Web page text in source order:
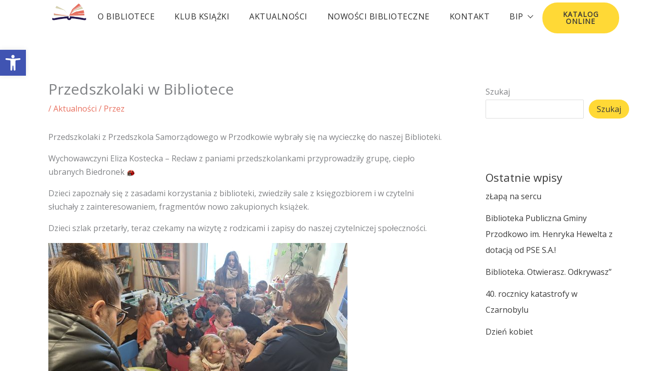
Otwórz pasek narzędzi
O BIBLIOTECE KLUB KSIĄŻKI AKTUALNOŚCI NOWOŚCI BIBLIOTECZNE KONTAKT BIP KATALOG
ONLINE
Przedszkolaki w Bibliotece
/Aktualności / Przez
Przedszkolaki z Przedszkola Samorządowego w Przodkowie wybrały się na wycieczkę do naszej Biblioteki.
Wychowawczyni Eliza Kostecka – Recław z paniami przedszkolankami przyprowadziły grupę, ciepło
ubranych Biedronek
Dzieci zapoznały się z zasadami korzystania z biblioteki, zwiedziły sale z księgozbiorem i w czytelni
słuchały z zainteresowaniem, fragmentów nowo zakupionych książek.
Dzieci szlak przetarły, teraz czekamy na wizytę z rodzicami i zapisy do naszej czytelniczej społeczności.
Szukaj
Szukaj
Ostatnie wpisy
zŁapą na sercu
Biblioteka Publiczna Gminy
Przodkowo im. Henryka Hewelta z
dotacją od PSE S.A.!
Biblioteka. Otwierasz. Odkrywasz”
40. rocznicy katastrofy w
Czarnobylu
Dzień kobiet